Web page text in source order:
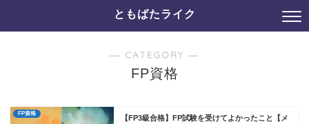
ともばたライク
― CATEGORY ―
FP資格
FP資格
【FP3級合格】FP試験を受けてよかったこと【メ